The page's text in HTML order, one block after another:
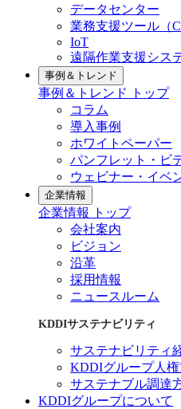
データセンター
業務支援ツール（
IoT
遠隔作業支援シス
事例＆トレンド
事例＆トレンド トップ
コラム
導入事例
ホワイトペーパー
パンフレット・ビ
ウェビナー・イベ
企業情報
企業情報 トップ
会社案内
ビジョン
沿革
採用情報
ニュースルーム
KDDIサステナビリティ
サステナビリティ
KDDIグループ人
サステナブル調達
KDDIグループについて